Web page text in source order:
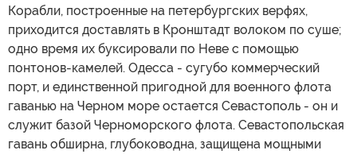
Корабли, построенные на петербургских верфях,
приходится доставлять в Кронштадт волоком по суше;
одно время их буксировали по Неве с помощью
понтонов-камелей. Одесса - сугубо коммерческий
порт, и единственной пригодной для военного флота
гаванью на Черном море остается Севастополь - он и
служит базой Черноморского флота. Севастопольская
гавань обширна, глубоководна, защищена мощными